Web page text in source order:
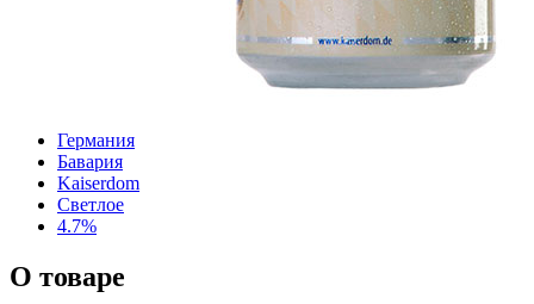
Германия
Бавария
Kaiserdom
Светлое
4.7%
О товаре